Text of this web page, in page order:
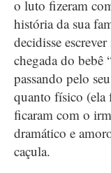
o luto fizeram
história da sua
decidisse
chegada do bebê
passando pelo
quanto físico (ela
ficaram com o
dramático e
caçula.